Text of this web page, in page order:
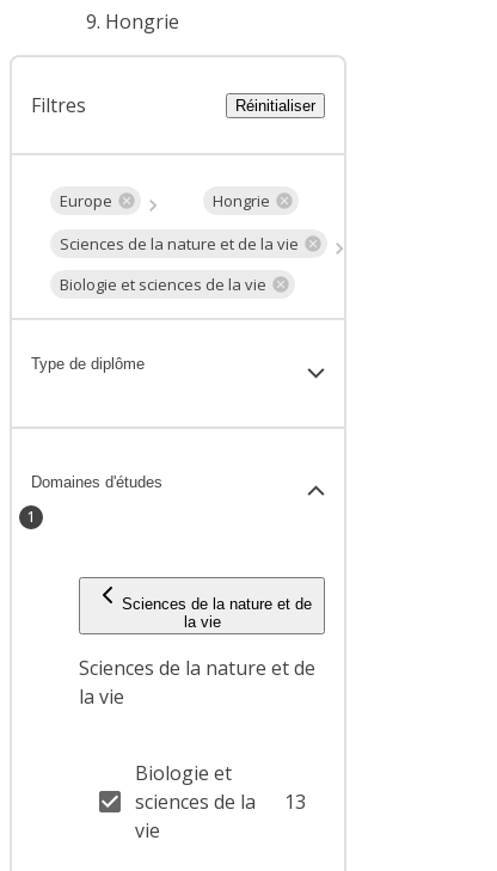
Hongrie
Filtres Réinitialiser
Europe
Hongrie
Sciences de la nature et de la vie
Biologie et sciences de la vie
Type de diplôme
Domaines d'études
1
Sciences de la nature et de
la vie
Sciences de la nature et de
la vie
Biologie et
sciences de la
vie
13